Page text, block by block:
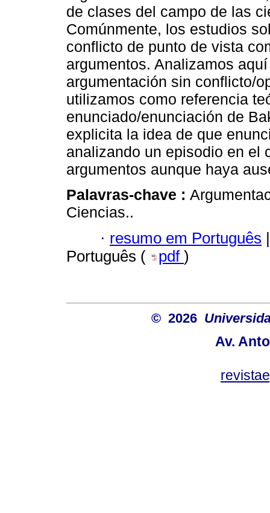
de clases del campo de las
Comúnmente, los estudios
conflicto de punto de vista
argumentos. Analizamos
argumentación sin conflicto/
utilizamos como referencia
enunciado/enunciación de
explicita la idea de que
analizando un episodio en el
argumentos aunque haya
Palavras-chave :
Ciencias..
· resumo em Português |
Português (
pdf )
© 2026
Av.